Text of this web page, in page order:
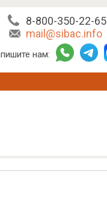
8-800-350-22-65
mail@sibac.info
нам: